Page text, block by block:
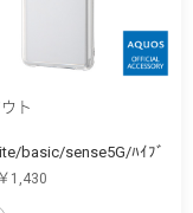
ト
basic/sense5G/ﾊｲﾌﾞ
1,430